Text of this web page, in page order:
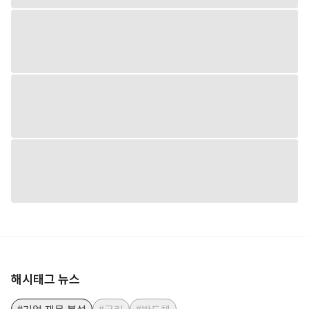
해시태그 뉴스